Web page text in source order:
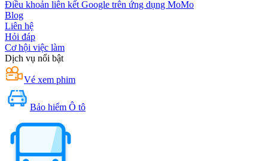
Điều khoản liên kết Google trên ứng dụng MoMo
Blog
Liên hệ
Hỏi đáp
Cơ hội việc làm
Dịch vụ nổi bật
Vé xem phim
Bảo hiểm Ô tô